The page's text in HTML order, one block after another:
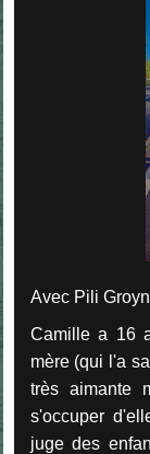
Avec Pili
Camille a 16
mère (qui l'a
très aimante
s'occuper
juge des